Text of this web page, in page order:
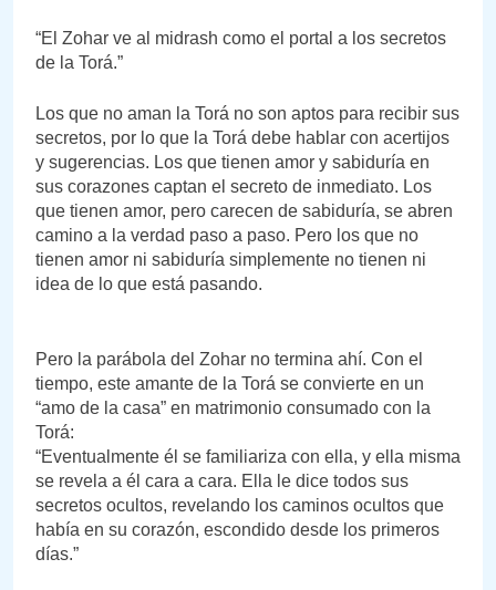
“El Zohar ve al midrash como el portal a los secretos
de la Torá.”
Los que no aman la Torá no son aptos para recibir sus
secretos, por lo que la Torá debe hablar con acertijos
y sugerencias. Los que tienen amor y sabiduría en
sus corazones captan el secreto de inmediato. Los
que tienen amor, pero carecen de sabiduría, se abren
camino a la verdad paso a paso. Pero los que no
tienen amor ni sabiduría simplemente no tienen ni
idea de lo que está pasando.
Pero la parábola del Zohar no termina ahí. Con el
tiempo, este amante de la Torá se convierte en un
“amo de la casa” en matrimonio consumado con la
Torá:
“Eventualmente él se familiariza con ella, y ella misma
se revela a él cara a cara. Ella le dice todos sus
secretos ocultos, revelando los caminos ocultos que
había en su corazón, escondido desde los primeros
días.”